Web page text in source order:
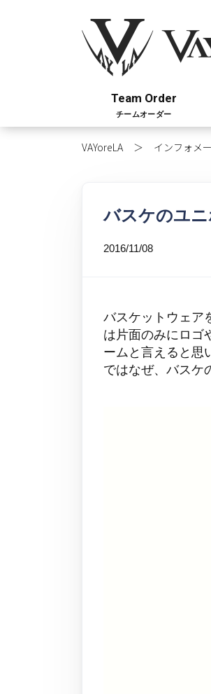
Team Order
チームオーダー
VAYoreLA インフォメ
バスケのユニ
2016/11/08
バスケットウェア
は片面のみにロゴ
ームと言えると思
ではなぜ、バスケ